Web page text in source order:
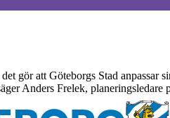
gör att Göteborgs Stad
Anders Frelek, planeringsledare